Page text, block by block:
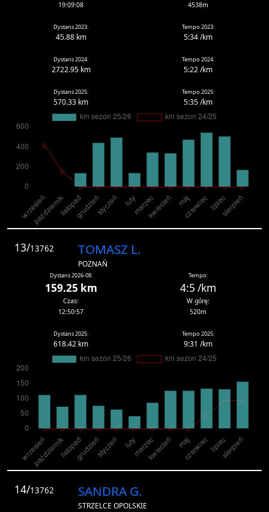
19:09:08
4538m
Dystans 2023:
45.88 km
Tempo 2023:
5:34 /km
Dystans 2024:
2722.95 km
Tempo 2024:
5:22 /km
Dystans 2025:
570.33 km
Tempo 2025:
5:35 /km
13/13762 TOMASZ L.
POZNAŃ
Dystans 2026-08:
159.25 km
Tempo:
4:5 /km
Czas:
12:50:57
W górę:
520m
Dystans 2025:
618.42 km
Tempo 2025:
9:31 /km
14/13762 SANDRA G.
STRZELCE OPOLSKIE